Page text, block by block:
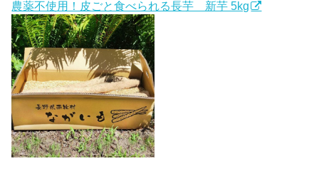
農薬不使用！皮ごと食べられる長芋 新芋 5kg